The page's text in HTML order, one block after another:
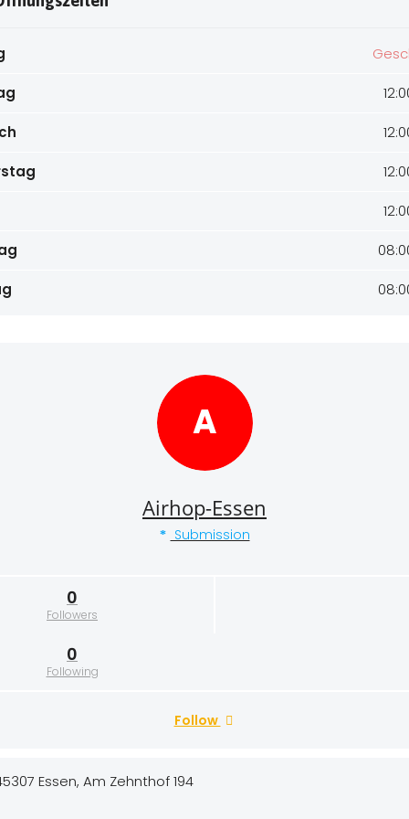
A
Airhop-Essen
Submission
0
Followers
0
Following
Follow
Essen, Am Zehnthof 194